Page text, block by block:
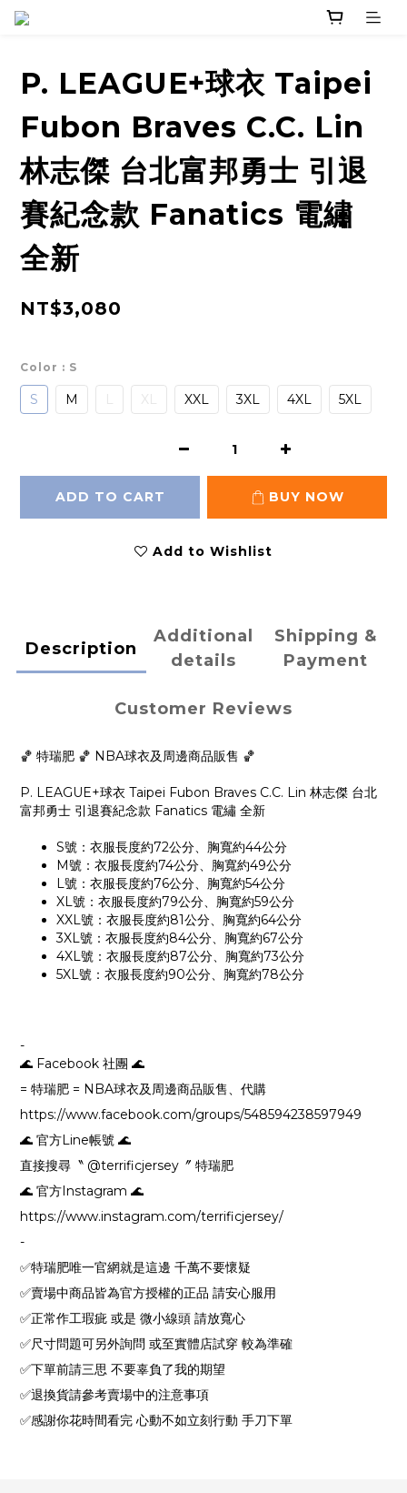
P. LEAGUE+球衣 Taipei
Fubon Braves C.C. Lin
林志傑 台北富邦勇士 引退
賽紀念款 Fanatics 電繡
全新
NT$3,080
Color : S
S M L XL XXL 3XL 4XL 5XL
ADD TO CART BUY NOW
Add to Wishlist
Description
Additional
details
Shipping &
Payment
Customer Reviews
🏀 特瑞肥 🏀 NBA球衣及周邊商品販售 🏀
P. LEAGUE+球衣 Taipei Fubon Braves C.C. Lin 林志傑 台北
富邦勇士 引退賽紀念款 Fanatics 電繡 全新
S號：衣服長度約72公分、胸寬約44公分
M號：衣服長度約74公分、胸寬約49公分
L號：衣服長度約76公分、胸寬約54公分
XL號：衣服長度約79公分、胸寬約59公分
XXL號：衣服長度約81公分、胸寬約64公分
3XL號：衣服長度約84公分、胸寬約67公分
4XL號：衣服長度約87公分、胸寬約73公分
5XL號：衣服長度約90公分、胸寬約78公分
-
🌊 Facebook 社團 🌊
= 特瑞肥 = NBA球衣及周邊商品販售、代購
https://www.facebook.com/groups/548594238597949
🌊 官方Line帳號 🌊
直接搜尋〝 @terrificjersey〞 特瑞肥
🌊 官方Instagram 🌊
https://www.instagram.com/terrificjersey/
-
✅特瑞肥唯一官網就是這邊 千萬不要懷疑
✅賣場中商品皆為官方授權的正品 請安心服用
✅正常作工瑕疵 或是 微小線頭 請放寬心
✅尺寸問題可另外詢問 或至實體店試穿 較為準確
✅下單前請三思 不要辜負了我的期望
✅退換貨請參考賣場中的注意事項
✅感謝你花時間看完 心動不如立刻行動 手刀下單